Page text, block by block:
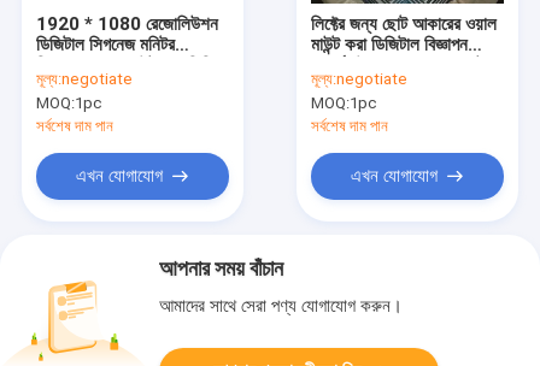
1920 * 1080 রেজোলিউশন
ডিজিটাল সিগনেজ মনিটর
ওয়াল
মূল্য:negotiate
MOQ:1pc
সর্বশেষ দাম পান
এখন যোগাযোগ
লিফ্টের জন্য ছোট আকারের ওয়াল
মাউন্ট করা ডিজিটাল বিজ্ঞাপন
মূল্য:negotiate
MOQ:1pc
সর্বশেষ দাম পান
এখন যোগাযোগ
আপনার সময় বাঁচান
আমাদের সাথে সেরা পণ্য যোগাযোগ করুন।